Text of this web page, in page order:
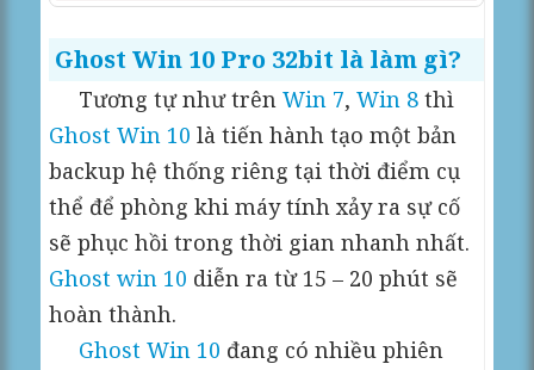
Ghost Win 10 Pro 32bit là làm gì?
Tương tự như trênWin 7,Win 8 thì
Ghost Win 10 là tiến hành tạo một bản
backup hệ thống riêng tại thời điểm cụ
thể để phòng khi máy tính xảy ra sự cố
sẽ phục hồi trong thời gian nhanh nhất.
Ghost win 10 diễn ra từ 15 – 20 phút sẽ
hoàn thành.
Ghost Win 10 đang có nhiều phiên